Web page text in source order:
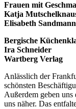
Frauen mit
Katja
Elisabeth
Bergische
Ira Schneider
Wartberg Verlag
Anlässlich der
schönsten
Außerdem geben uns
uns näher. Das